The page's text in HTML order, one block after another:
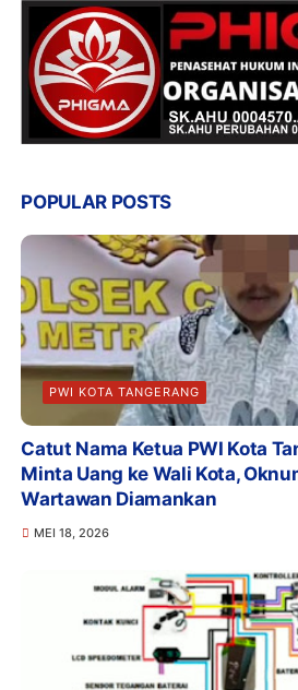
POPULAR POSTS
PWI KOTA TANGERANG
Catut Nama Ketua PWI Kota
Minta Uang ke Wali Kota,
Wartawan Diamankan
MEI 18, 2026